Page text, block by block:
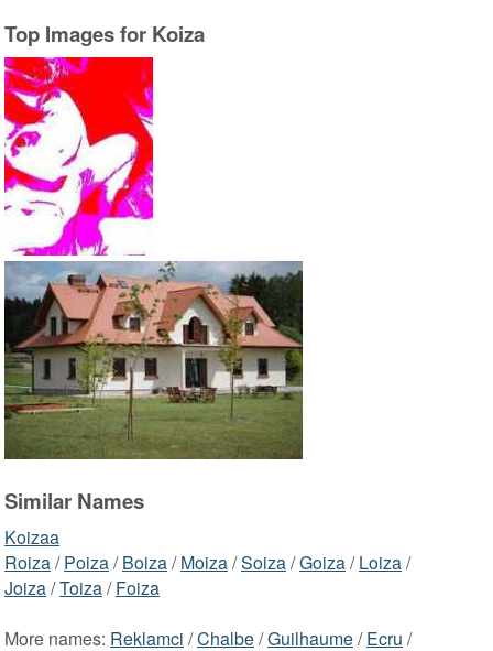
Top Images for Koiza
Similar Names
Koizaa
Roiza/Poiza/Boiza/Moiza/Soiza/Goiza/Loiza/
Joiza/Toiza/Foiza
More names: Reklamci /Chalbe/Guilhaume/Ecru /